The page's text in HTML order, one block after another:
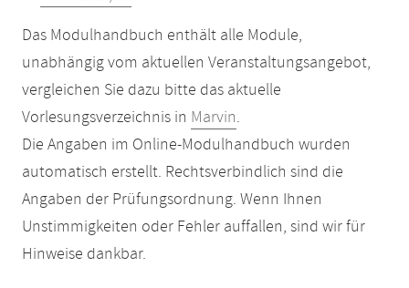
Das Modulhandbuch enthält alle Module,
unabhängig vom aktuellen Veranstaltungsangebot,
vergleichen Sie dazu bitte das aktuelle
Vorlesungsverzeichnis in Marvin.
Die Angaben im Online-Modulhandbuch wurden
automatisch erstellt. Rechtsverbindlich sind die
Angaben der Prüfungsordnung. Wenn Ihnen
Unstimmigkeiten oder Fehler auffallen, sind wir für
Hinweise dankbar.